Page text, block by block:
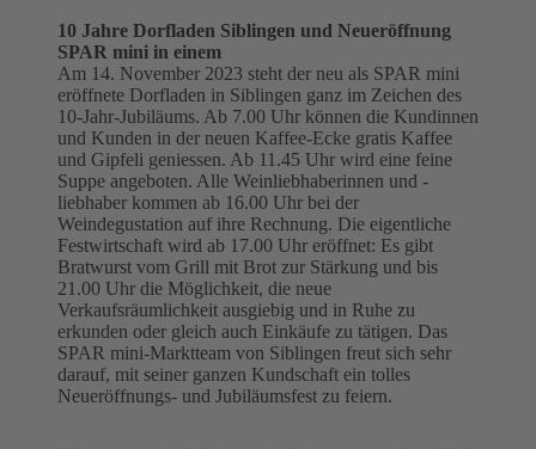
10 Jahre Dorfladen Siblingen und Neueröffnung
SPAR mini in einem
Am 14. November 2023 steht der neu als SPAR mini
eröffnete Dorfladen in Siblingen ganz im Zeichen des
10-Jahr-Jubiläums. Ab 7.00 Uhr können die Kundinnen
und Kunden in der neuen Kaffee-Ecke gratis Kaffee
und Gipfeli geniessen. Ab 11.45 Uhr wird eine feine
Suppe angeboten. Alle Weinliebhaberinnen und -
liebhaber kommen ab 16.00 Uhr bei der
Weindegustation auf ihre Rechnung. Die eigentliche
Festwirtschaft wird ab 17.00 Uhr eröffnet: Es gibt
Bratwurst vom Grill mit Brot zur Stärkung und bis
21.00 Uhr die Möglichkeit, die neue
Verkaufsräumlichkeit ausgiebig und in Ruhe zu
erkunden oder gleich auch Einkäufe zu tätigen. Das
SPAR mini-Marktteam von Siblingen freut sich sehr
darauf, mit seiner ganzen Kundschaft ein tolles
Neueröffnungs- und Jubiläumsfest zu feiern.